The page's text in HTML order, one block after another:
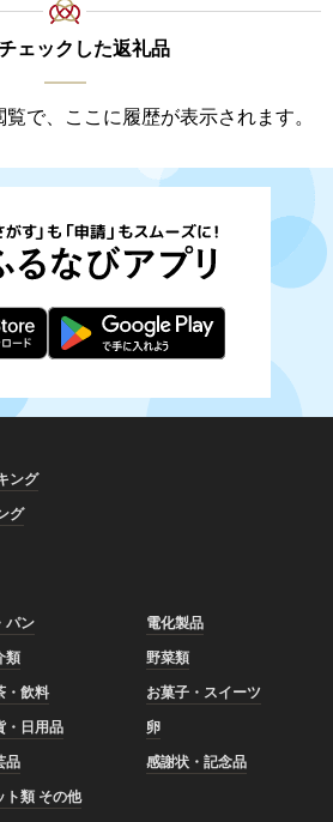
ェックした返礼品
で、ここに履歴が表示されます。
ング
グ
パン
電化製品
類
野菜類
・飲料
お菓子・スイーツ
・日用品
卵
品
感謝状・記念品
ト類 その他